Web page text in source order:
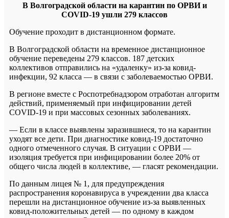
В Волгоградской области на карантин по ОРВИ и
COVID-19 ушли 279 классов
Обучение проходит в дистанционном формате.
В Волгоградской области на временное дистанционное
обучение переведены 279 классов. 187 детских
коллективов отправились на «удаленку» из-за ковид-
инфекции, 92 класса — в связи с заболеваемостью ОРВИ.
В регионе вместе с Роспотребнадзором отработан алгоритм
действий, применяемый при инфицировании детей
COVID-19 и при массовых сезонных заболеваниях.
— Если в классе выявлены заразившиеся, то на карантин
уходят все дети. При диагностике ковид-19 достаточно
одного отмеченного случая. В ситуации с ОРВИ —
изоляция требуется при инфицировании более 20% от
общего числа людей в коллективе, — гласят рекомендации.
По данным лицея № 1, для предупреждения
распространения коронавируса в учреждении два класса
перешли на дистанционное обучение из-за выявленных
ковид-положительных детей — по одному в каждом